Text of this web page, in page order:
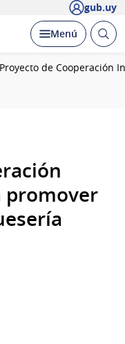
gub.uy
Desplegar
Menú Abrir
Proyecto de Cooperación
promover